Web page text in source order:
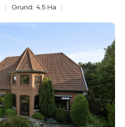
| Grund: 4.5 Ha
|